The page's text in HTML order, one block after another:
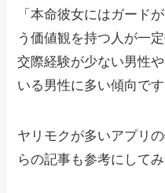
「本命彼女にはガード
う価値観を持つ人が一
交際経験が少ない男性
いる男性に多い傾向です
ヤリモクが多いアプリ
らの記事も参考にしてみ